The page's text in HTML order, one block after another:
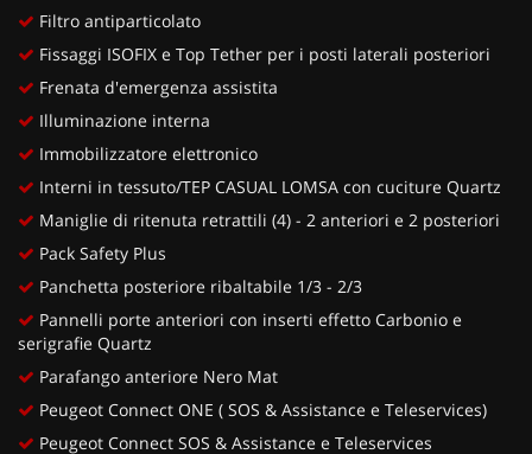
Filtro antiparticolato
Fissaggi ISOFIX e Top Tether per i posti laterali posteriori
Frenata d'emergenza assistita
Illuminazione interna
Immobilizzatore elettronico
Interni in tessuto/TEP CASUAL LOMSA con cuciture Quartz
Maniglie di ritenuta retrattili (4) - 2 anteriori e 2 posteriori
Pack Safety Plus
Panchetta posteriore ribaltabile 1/3 - 2/3
Pannelli porte anteriori con inserti effetto Carbonio e
serigrafie Quartz
Parafango anteriore Nero Mat
Peugeot Connect ONE ( SOS & Assistance e Teleservices)
Peugeot Connect SOS & Assistance e Teleservices